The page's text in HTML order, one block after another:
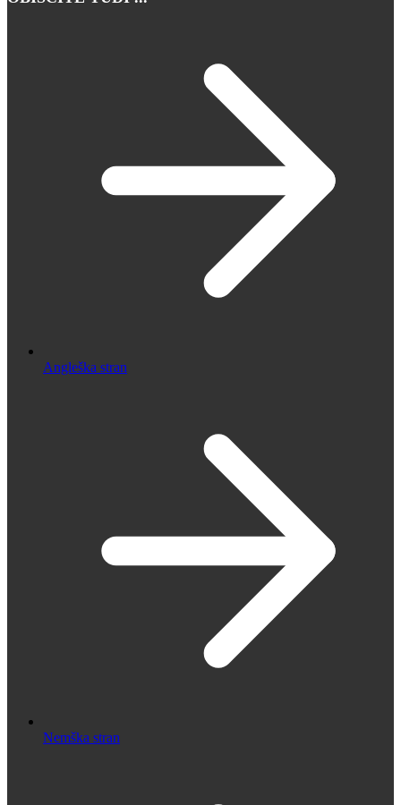
Angleška stran
Nemška stran